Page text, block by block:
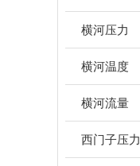
横河压力
横河温度
横河流量
西门子压力